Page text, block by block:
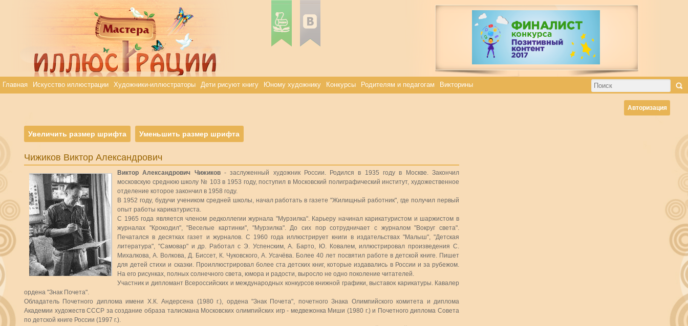
Главная Искусство иллюстрации Художники-иллюстраторы Дети рисуют книгу Юному художнику Конкурсы Родителям и педагогам Викторины
Авторизация
Увеличить размер шрифта Уменьшить размер шрифта
Чижиков Виктор Александрович
Виктор Александрович Чижиков- заслуженный художник России. Родился в 1935 году в Москве. Закончил
московскую среднюю школу № 103 в 1953 году, поступил в Московский полиграфический институт, художественное
отделение которое закончил в 1958 году.
В 1952 году, будучи учеником средней школы, начал работать в газете "Жилищный работник", где получил первый
опыт работы карикатуриста.
С 1965 года является членом редколлегии журнала "Мурзилка". Карьеру начинал карикатуристом и шаржистом в
журналах "Крокодил", "Веселые картинки", "Мурзилка". До сих пор сотрудничает с журналом "Вокруг света".
Печатался в десятках газет и журналов. С 1960 года иллюстрирует книги в издательствах "Малыш", "Детская
литература", "Самовар" и др. Работал с Э. Успенским, А. Барто, Ю. Ковалем, иллюстрировал произведения С.
Михалкова, А. Волкова, Д. Биссет, К. Чуковского, А. Усачёва. Более 40 лет посвятил работе в детской книге. Пишет
для детей стихи и сказки. Проиллюстрировал более ста детских книг, которые издавались в России и за рубежом.
На его рисунках, полных солнечного света, юмора и радости, выросло не одно поколение читателей.
Участник и дипломант Всероссийских и международных конкурсов книжной графики, выставок карикатуры. Кавалер
ордена "Знак Почета".
Обладатель Почетного диплома имени Х.К. Андерсена (1980 г.), ордена "Знак Почета", почетного Знака Олимпийского комитета и диплома
Академии художеств СССР за создание образа талисмана Московских олимпийских игр - медвежонка Миши (1980 г.) и Почетного диплома Совета
по детской книге России (1997 г.).